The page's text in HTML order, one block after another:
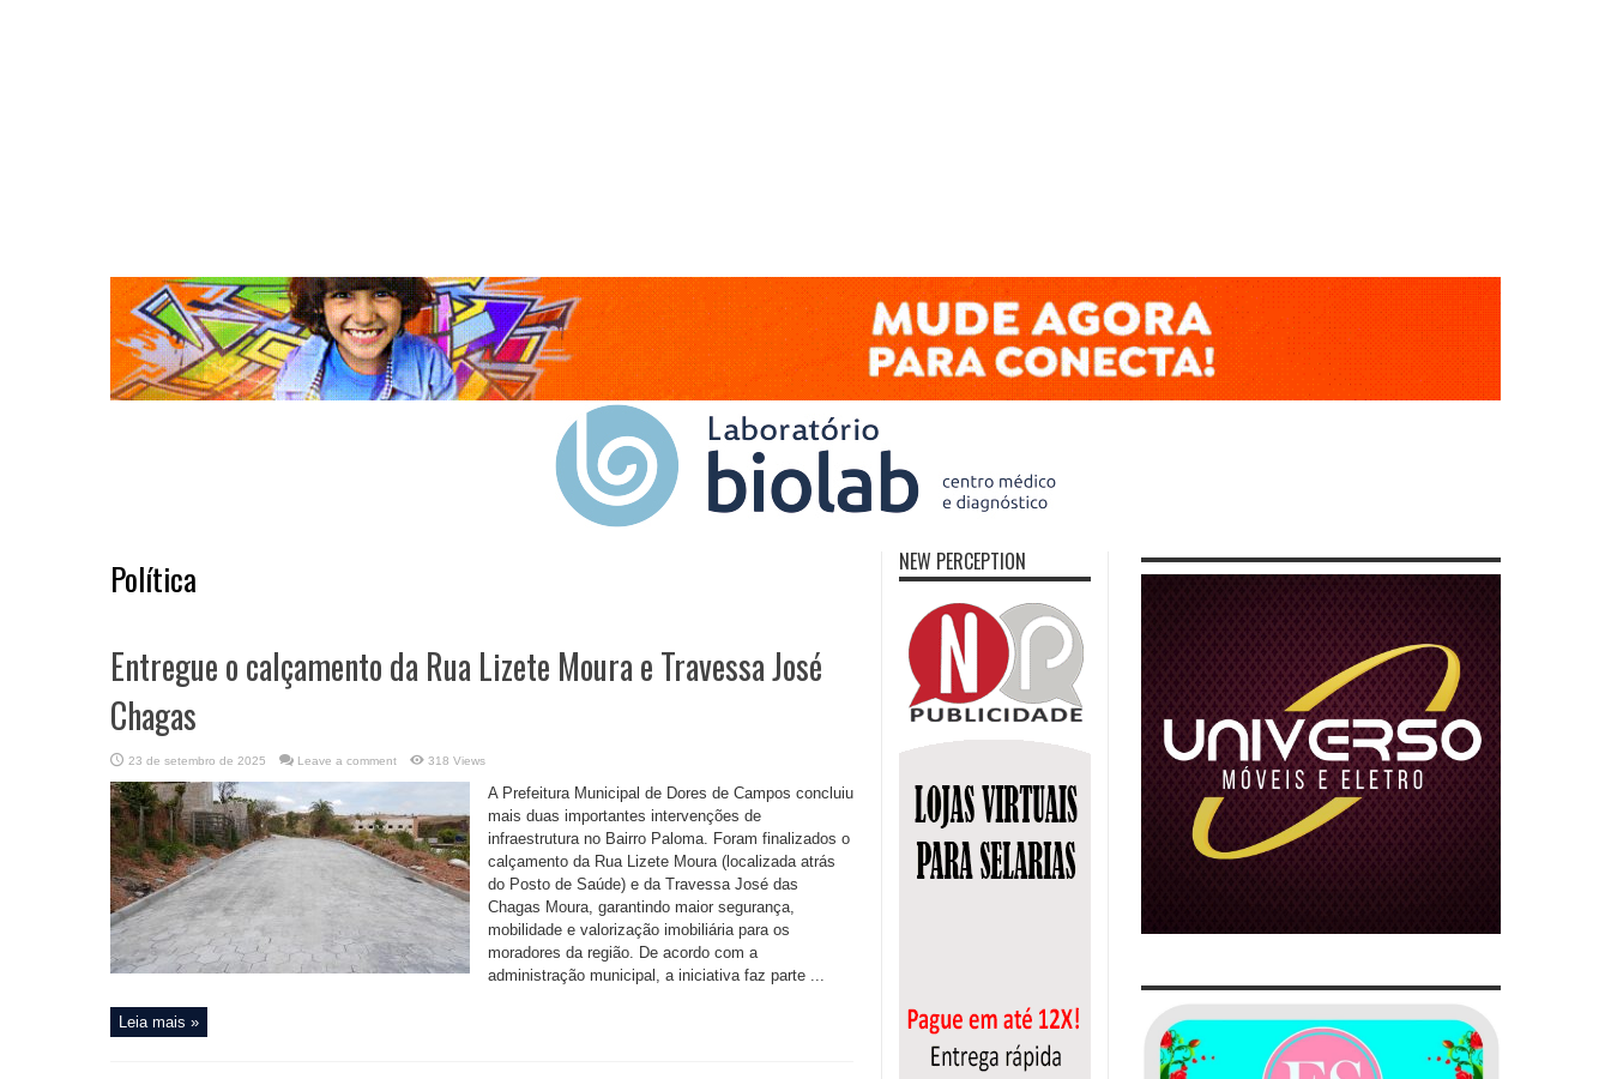
Política
Entregue o calçamento da Rua Lizete Moura e Travessa José
Chagas
23 de setembro de 2025 Leave a comment 318 Views
A Prefeitura Municipal de Dores de Campos concluiu
mais duas importantes intervenções de
infraestrutura no Bairro Paloma. Foram finalizados o
calçamento da Rua Lizete Moura (localizada atrás
do Posto de Saúde) e da Travessa José das
Chagas Moura, garantindo maior segurança,
mobilidade e valorização imobiliária para os
moradores da região. De acordo com a
administração municipal, a iniciativa faz parte ...
Leia mais »
NEW PERCEPTION